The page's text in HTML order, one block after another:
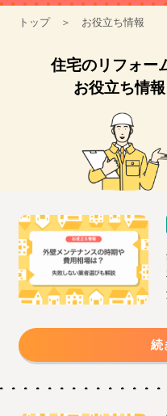
トップ お役立ち情報
住宅のリフォー
お役立ち情報
続